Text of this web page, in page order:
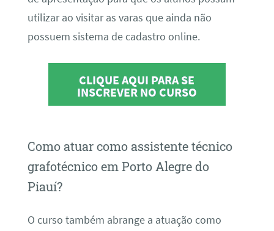
utilizar ao visitar as varas que ainda não
possuem sistema de cadastro online.
CLIQUE AQUI PARA SE
INSCREVER NO CURSO
Como atuar como assistente técnico
grafotécnico em Porto Alegre do
Piauí?
O curso também abrange a atuação como